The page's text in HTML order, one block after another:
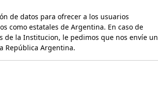
de datos para ofrecer a los usuarios
como estatales de Argentina. En caso de
la Institucion, le pedimos que nos envíe un
República Argentina.